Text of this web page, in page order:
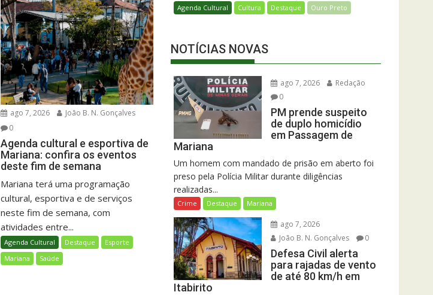
ago 7, 2026
João B. N. Gonçalves
0
Agenda cultural e esportiva de
Mariana: confira os eventos
deste fim de semana
Mariana terá uma programação
cultural, esportiva e de serviços
neste fim de semana, com
atividades entre...
Agenda Cultural Destaque
Esporte
Mariana
Saúde
Agenda Cultural Cultura Destaque Ouro Preto
NOTÍCIAS NOVAS
ago 7, 2026
Redação
0
PM prende suspeito
de duplo homicídio
em Passagem de
Mariana
Um homem com mandado de prisão em aberto foi
preso pela Polícia Militar durante diligências
realizadas...
Crime Destaque Mariana
ago 7, 2026
João B. N. Gonçalves
0
Defesa Civil alerta
para rajadas de vento
de até 80 km/h em
Itabirito